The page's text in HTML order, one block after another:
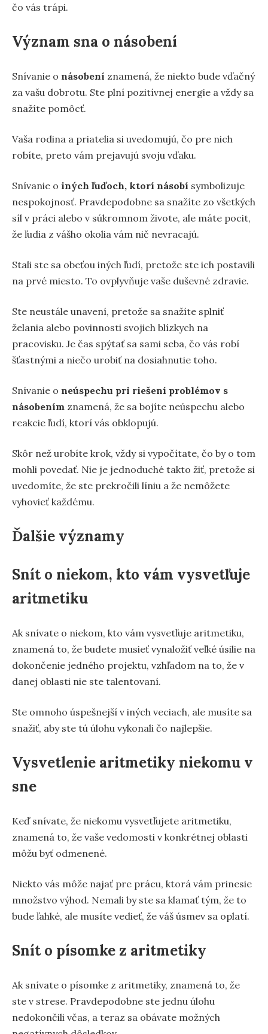
čo vás trápi.
Význam sna o násobení
Snívanie o násobení znamená, že niekto bude vďačný
za vašu dobrotu. Ste plní pozitívnej energie a vždy sa
snažíte pomôcť.
Vaša rodina a priatelia si uvedomujú, čo pre nich
robíte, preto vám prejavujú svoju vďaku.
Snívanie o iných ľuďoch, ktorí násobí symbolizuje
nespokojnosť. Pravdepodobne sa snažíte zo všetkých
síl v práci alebo v súkromnom živote, ale máte pocit,
že ľudia z vášho okolia vám nič nevracajú.
Stali ste sa obeťou iných ľudí, pretože ste ich postavili
na prvé miesto. To ovplyvňuje vaše duševné zdravie.
Ste neustále unavení, pretože sa snažíte splniť
želania alebo povinnosti svojich blízkych na
pracovisku. Je čas spýtať sa sami seba, čo vás robí
šťastnými a niečo urobiť na dosiahnutie toho.
Snívanie o neúspechu pri riešení problémov s
násobením znamená, že sa bojíte neúspechu alebo
reakcie ľudí, ktorí vás obklopujú.
Skôr než urobíte krok, vždy si vypočítate, čo by o tom
mohli povedať. Nie je jednoduché takto žiť, pretože si
uvedomíte, že ste prekročili líniu a že nemôžete
vyhovieť každému.
Ďalšie významy
Snít o niekom, kto vám vysvetľuje
aritmetiku
Ak snívate o niekom, kto vám vysvetľuje aritmetiku,
znamená to, že budete musieť vynaložiť veľké úsilie na
dokončenie jedného projektu, vzhľadom na to, že v
danej oblasti nie ste talentovaní.
Ste omnoho úspešnejší v iných veciach, ale musíte sa
snažiť, aby ste tú úlohu vykonali čo najlepšie.
Vysvetlenie aritmetiky niekomu v
sne
Keď snívate, že niekomu vysvetľujete aritmetiku,
znamená to, že vaše vedomosti v konkrétnej oblasti
môžu byť odmenené.
Niekto vás môže najať pre prácu, ktorá vám prinesie
množstvo výhod. Nemali by ste sa klamať tým, že to
bude ľahké, ale musíte vedieť, že váš úsmev sa oplatí.
Snít o písomke z aritmetiky
Ak snívate o písomke z aritmetiky, znamená to, že
ste v strese. Pravdepodobne ste jednu úlohu
nedokončili včas, a teraz sa obávate možných